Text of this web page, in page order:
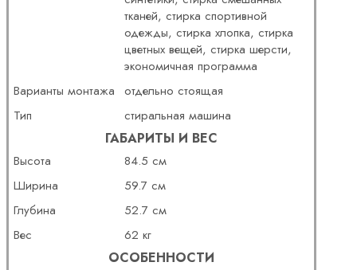
тканей, стирка спортивной
одежды, стирка хлопка, стирка
цветных вещей, стирка шерсти,
экономичная программа
Варианты монтажа
отдельно стоящая
Тип
стиральная машина
ГАБАРИТЫ И ВЕС
Высота
84.5 см
Ширина
59.7 см
Глубина
52.7 см
Вес
62 кг
ОСОБЕННОСТИ